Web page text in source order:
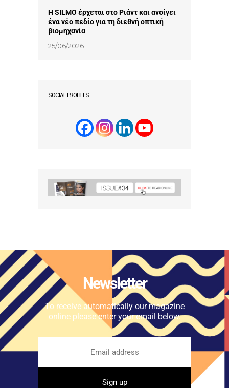
Η SILMO έρχεται στο Ριάντ και ανοίγει
ένα νέο πεδίο για τη διεθνή οπτική
βιομηχανία
25/06/2026
SOCIAL PROFILES
Newsletter
To receive automatically our magazine
online please enter your email below.